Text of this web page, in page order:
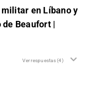
en Líbano y
Beaufort |
Ver respuestas(4)